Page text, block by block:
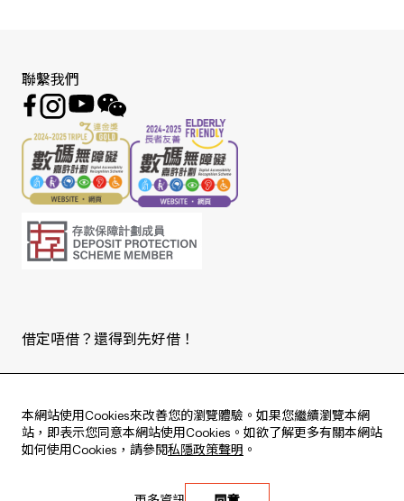
本網站使用Cookies來改善您的瀏覽體驗。如果您繼續瀏覽本網
站，即表示您同意本網站使用Cookies。如欲了解更多有關本網站
如何使用Cookies，請參閱私隱政策聲明 。
聯繫我們
借定唔借？還得到先好借！
Live every moment